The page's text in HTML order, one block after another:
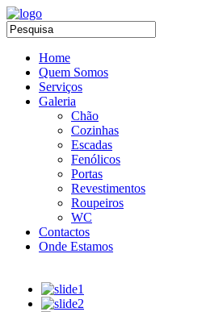
Home
Quem Somos
Serviços
Galeria
Chão
Cozinhas
Escadas
Fenólicos
Portas
Revestimentos
Roupeiros
WC
Contactos
Onde Estamos